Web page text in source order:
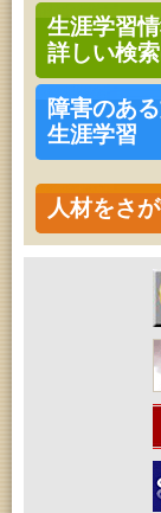
生涯学習
詳しい検
障害のあ
生涯学習
人材をさ
青少年・家
ークショッ
2026年08
青少年・家
ークショッ
2026年08月
令和8年度
ト
2026年08
成人教育「
2026年08
乳幼児教育
ティック
2026年08
乳幼児教
2026年08
乳幼児教
2026年08
家庭教育
2026年08
女性教育
2026年08
高齢者教
2026年08